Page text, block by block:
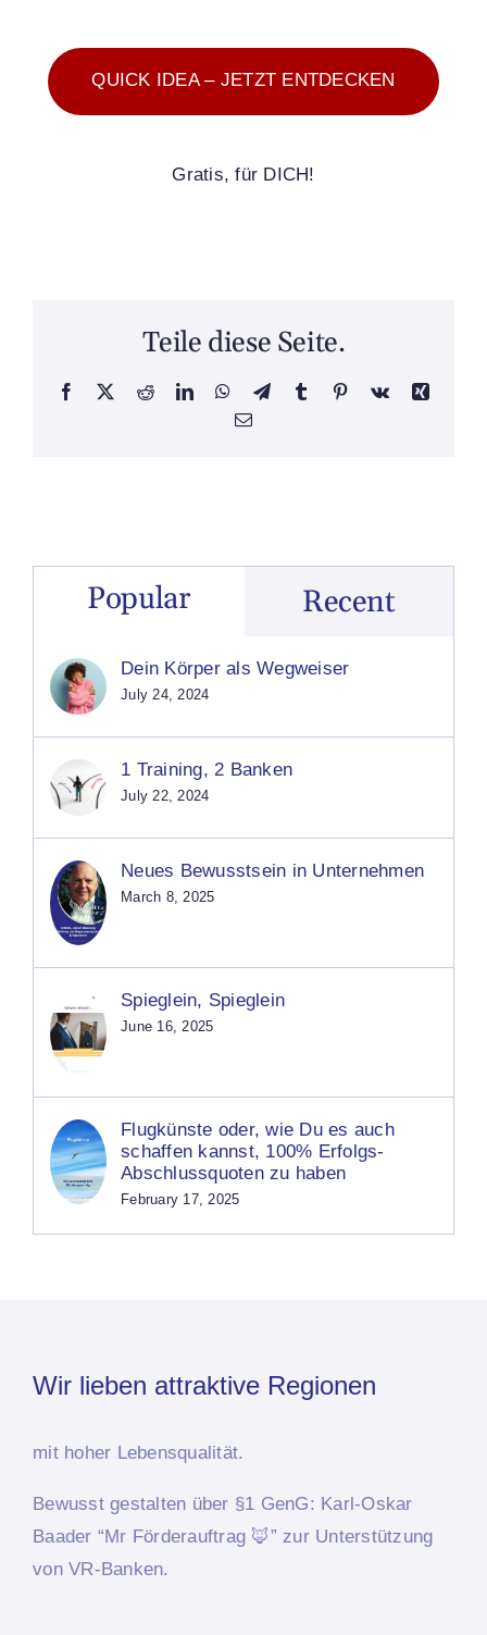
QUICK IDEA – JETZT ENTDECKEN
Gratis, für DICH!
Teile diese Seite.
Facebook RedditLinkedInWhatsApp
TelegramTumblr Pinterest
Vk
Xing
Email
Popular Recent
Dein Körper als Wegweiser
July 24, 2024
1 Training, 2 Banken
July 22, 2024
Neues Bewusstsein in Unternehmen
March 8, 2025
Spieglein, Spieglein
June 16, 2025
Flugkünste oder, wie Du es auch
schaffen kannst, 100% Erfolgs-
Abschlussquoten zu haben
February 17, 2025
Wir lieben attraktive Regionen
mit hoher Lebensqualität.
Bewusst gestalten über §1 GenG: Karl-Oskar
Baader “Mr Förderauftrag 🦊” zur Unterstützung
von VR-Banken.